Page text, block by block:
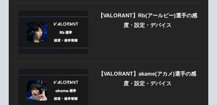
【VALORANT】Rb(アールビー)選手の感
度・設定・デバイス
【VALORANT】akame(アカメ)選手の感
度・設定・デバイス